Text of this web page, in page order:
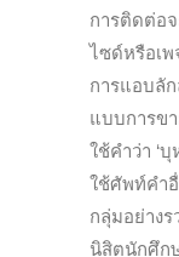
การติดต่อ
ไซด์หรือเ
การแอบลั
แบบการข
ใช้คำว่า ‘
ใช้ศัพท์คำ
กลุ่มอย่าง
นิสิตนักศึก